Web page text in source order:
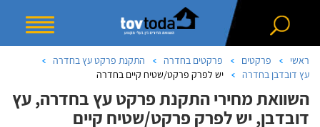
ראשי פרקטים פרקטים בחדרה
התקנת פרקט עץ בחדרה
עץ דובדבן בחדרה
יש לפרק פרקט/שטיח קיים בחדרה
השוואת מחירי התקנת פרקט עץ בחדרה, עץ
דובדבן, יש לפרק פרקט/שטיח קיים